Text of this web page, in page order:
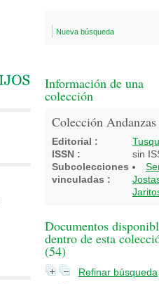
Nueva búsqueda
Información de una
colección
Colección Andanzas
Editorial :
ISSN :
sin
Subcolecciones
vinculadas :
Documentos
dentro de esta
(54)
Refinar búsqueda